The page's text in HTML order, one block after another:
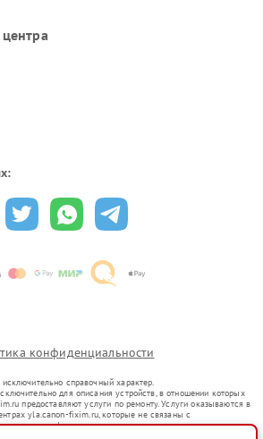
конфиденциальности
справочный характер.
для описания устройств, в отношении которых
предоставляют услуги по ремонту. Услуги оказываются в
yla.canon-fixim.ru, которые не связаны с
или их официальными представителями.
уже введенных в гражданский оборот в соответствии